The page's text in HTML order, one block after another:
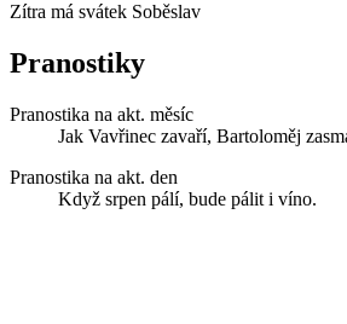
Zítra má svátek Soběslav
Pranostiky
Pranostika na akt. měsíc
Jak Vavřinec zavaří, Bartoloměj
Pranostika na akt. den
Když srpen pálí, bude pálit i víno.